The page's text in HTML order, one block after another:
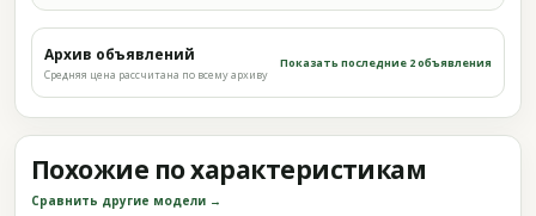
Архив объявлений
Средняя цена рассчитана по всему архиву
Показать последние 2 объявления
Похожие по характеристикам
Сравнить другие модели →